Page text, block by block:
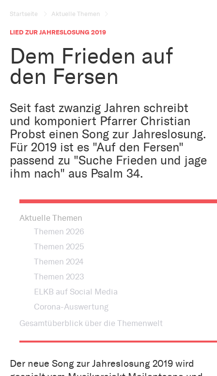
Startseite Aktuelle Themen
LIED ZUR JAHRESLOSUNG 2019
Dem Frieden auf
den Fersen
Seit fast zwanzig Jahren schreibt
und komponiert Pfarrer Christian
Probst einen Song zur Jahreslosung.
Für 2019 ist es "Auf den Fersen"
passend zu "Suche Frieden und jage
ihm nach" aus Psalm 34.
Aktuelle Themen
Themen 2026
Themen 2025
Themen 2024
Themen 2023
ELKB auf Social Media
Corona-Auswertung
Gesamtüberblick über die Themenwelt
Der neue Song zur Jahreslosung 2019 wird
Kirche und Geld
Arbeiten bei der Kirche
Kirchenjahr
Ökumene
Kunst
Aktiv gegen Missbrauch
Bildung und Gesellschaft
Tourismus
Weltanschauungsfragen
Gegen Rechtsextremismus